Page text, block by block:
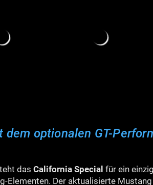
optionalen GT-
das California Special für ein
Elementen. Der aktualisierte Mustang